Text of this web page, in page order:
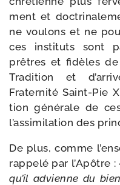
ment et
ne vou­lons et ne
ces ins­ti­tuts sont
prêtres et fidèles
Tradition et
Fraternité Saint-​Pie
tion géné­rale de
l’as­si­mi­la­tion des
De plus, comme
rap­pe­lé par l’Apôtre :
qu’il advienne du bien